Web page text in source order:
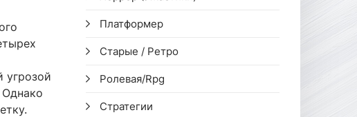
угрозой
Платформер
Старые / Ретро
Ролевая/Rpg
Стратегии